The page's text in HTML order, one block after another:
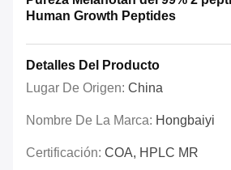
Human Growth Peptides
Detalles Del Producto
Lugar De Origen: China
Nombre De La Marca: Hongbaiyi
Certificación: COA, HPLC MR